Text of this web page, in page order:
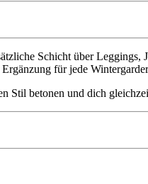
Schicht über
für jede
betonen und dich